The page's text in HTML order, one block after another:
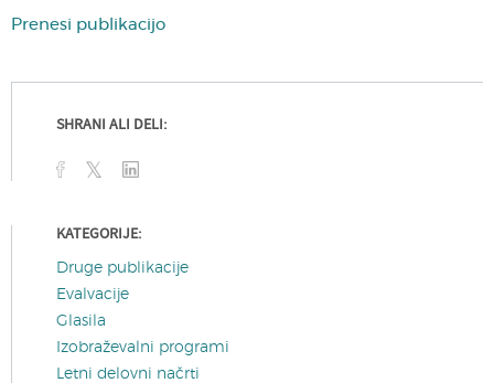
Prenesi publikacijo
SHRANI ALI DELI:
KATEGORIJE:
Druge publikacije
Evalvacije
Glasila
Izobraževalni programi
Letni delovni načrti